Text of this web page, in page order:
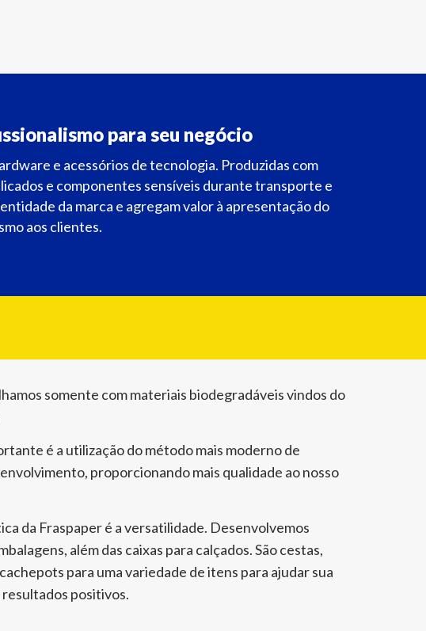
para seu negócio
e acessórios de tecnologia. Produzidas com
e componentes sensíveis durante transporte e
da marca e agregam valor à apresentação do
aos clientes.
somente com materiais biodegradáveis vindos do
é a utilização do método mais moderno de
proporcionando mais qualidade ao nosso
da Fraspaper é a versatilidade. Desenvolvemos
além das caixas para calçados. São cestas,
para uma variedade de itens para ajudar sua
positivos.